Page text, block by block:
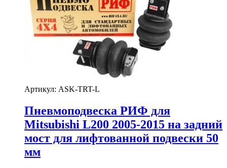
Артикул: ASK-TRT-L
Пневмоподвеска РИФ для
Mitsubishi L200 2005-2015 на задний
мост для лифтованной подвески 50
мм